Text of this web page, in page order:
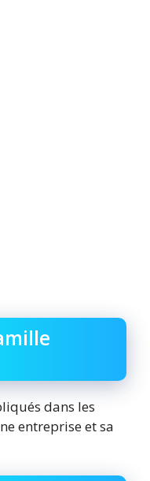
dans les
entreprise et sa